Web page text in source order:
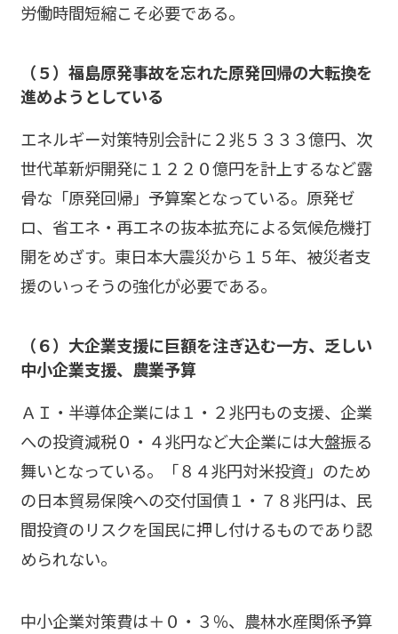
労働時間短縮こそ必要である。
（５）福島原発事故を忘れた原発回帰の大転換を
進めようとしている
エネルギー対策特別会計に２兆５３３３億円、次
世代革新炉開発に１２２０億円を計上するなど露
骨な「原発回帰」予算案となっている。原発ゼ
ロ、省エネ・再エネの抜本拡充による気候危機打
開をめざす。東日本大震災から１５年、被災者支
援のいっそうの強化が必要である。
（６）大企業支援に巨額を注ぎ込む一方、乏しい
中小企業支援、農業予算
ＡＩ・半導体企業には１・２兆円もの支援、企業
への投資減税０・４兆円など大企業には大盤振る
舞いとなっている。「８４兆円対米投資」のため
の日本貿易保険への交付国債１・７８兆円は、民
間投資のリスクを国民に押し付けるものであり認
められない。
中小企業対策費は＋０・３％、農林水産関係予算